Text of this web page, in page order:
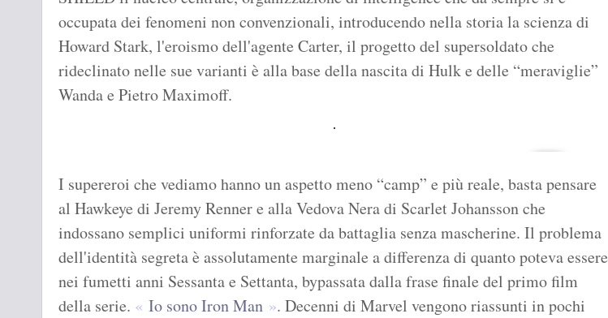
occupata dei fenomeni non convenzionali, introducendo nella storia la scienza di
Howard Stark, l'eroismo dell'agente Carter, il progetto del supersoldato che
rideclinato nelle sue varianti è alla base della nascita di Hulk e delle “meraviglie”
Wanda e Pietro Maximoff.
I supereroi che vediamo hanno un aspetto meno “camp” e più reale, basta pensare
al Hawkeye di Jeremy Renner e alla Vedova Nera di Scarlet Johansson che
indossano semplici uniformi rinforzate da battaglia senza mascherine. Il problema
dell'identità segreta è assolutamente marginale a differenza di quanto poteva essere
nei fumetti anni Sessanta e Settanta, bypassata dalla frase finale del primo film
della serie.
Io sono Iron Man
. Decenni di Marvel vengono riassunti in pochi